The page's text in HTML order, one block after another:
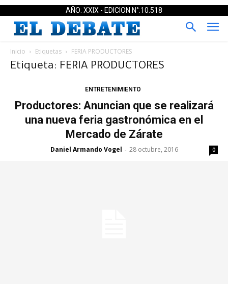
AÑO: XXIX - EDICION N°:10.518
Inicio Etiquetas FERIA PRODUCTORES
Etiqueta: FERIA PRODUCTORES
ENTRETENIMIENTO
Productores: Anuncian que se realizará
una nueva feria gastronómica en el
Mercado de Zárate
Daniel Armando Vogel - 28 octubre, 2016 0